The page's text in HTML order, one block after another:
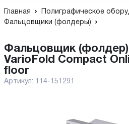
Главная
Полиграфическое
Фальцовщики (фолдеры)
Фальцовщик (фолдер) Rowe
VarioFold Compact
floor
Артикул: 114-151291